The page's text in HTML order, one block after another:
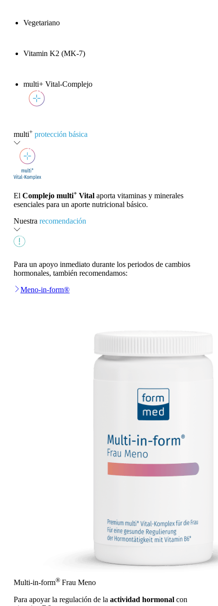
Vegetariano
Vitamin K2 (MK-7)
multi+ Vital-Complejo
multi+ protección básica
El Complejo multi+ Vital aporta vitaminas y minerales
esenciales para un aporte nutricional básico.
Nuestra recomendación
Para un apoyo inmediato durante los periodos de cambios
hormonales, también recomendamos:
Meno-in-form®
Multi-in-form® Frau Meno
Para apoyar la regulación de la actividad hormonal con